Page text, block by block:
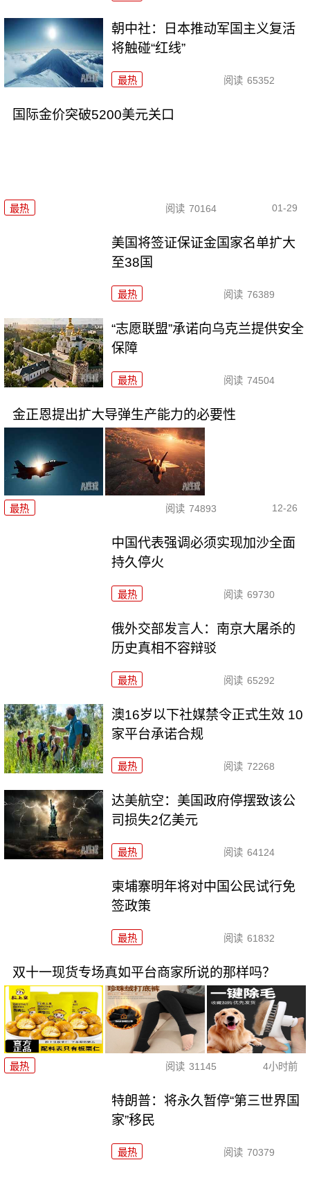
朝中社：日本推动军国主义复活
将触碰“红线”
最热 阅读 65352
国际金价突破5200美元关口
最热 阅读 70164 01-29
美国将签证保证金国家名单扩大
至38国
最热 阅读 76389
“志愿联盟”承诺向乌克兰提供安全
保障
最热 阅读 74504
金正恩提出扩大导弹生产能力的必要性
最热 阅读 74893 12-26
中国代表强调必须实现加沙全面
持久停火
最热 阅读 69730
俄外交部发言人：南京大屠杀的
历史真相不容辩驳
最热 阅读 65292
澳16岁以下社媒禁令正式生效 10
家平台承诺合规
最热 阅读 72268
达美航空：美国政府停摆致该公
司损失2亿美元
最热 阅读 64124
柬埔寨明年将对中国公民试行免
签政策
最热 阅读 61832
双十一现货专场真如平台商家所说的那样吗？
最热 阅读 31145 4小时前
特朗普：将永久暂停“第三世界国
家”移民
最热 阅读 70379